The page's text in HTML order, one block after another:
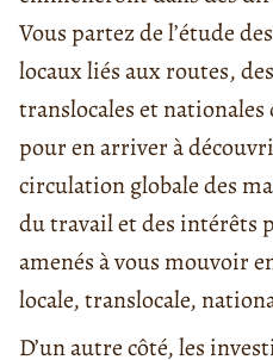
Vous partez de l’étude
locaux liés aux routes,
translocales et
pour en arriver à
circulation globale des
du travail et des intérêts
amenés à vous mouvoir
locale, translocale,
D’un autre côté, les